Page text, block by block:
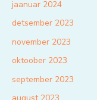
jaanuar 2024
detsember 2023
november 2023
oktoober 2023
september 2023